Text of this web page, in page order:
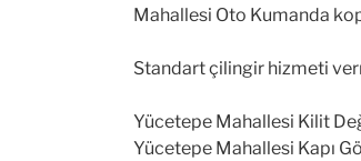
Mahallesi Oto Kumanda
Standart çilingir hizmeti
Yücetepe Mahallesi Kilit
Yücetepe Mahallesi Kapı